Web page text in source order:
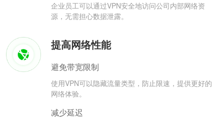
企业员工可以通过VPN安全地访问公司内部网络资
源，无需担心数据泄露。
提高网络性能
避免带宽限制
使用VPN可以隐藏流量类型，防止限速，提供更好的
网络体验。
减少延迟